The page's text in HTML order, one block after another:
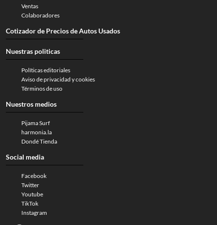
Ventas
Colaboradores
Cotizador de Precios de Autos Usados
Nuestras politicas
Políticas editoriales
Aviso de privacidad y cookies
Términos de uso
Nuestros medios
Pijama Surf
harmonia.la
Dondé Tienda
Social media
Facebook
Twitter
Youtube
TikTok
Instagram